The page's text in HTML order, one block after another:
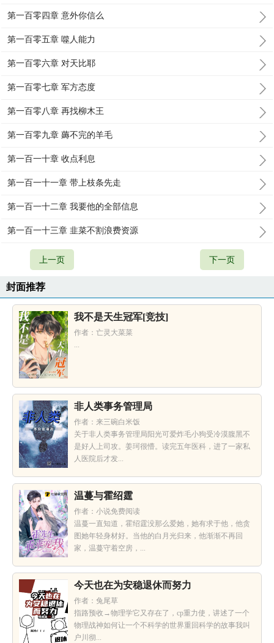
第一百零四章 意外你信么
第一百零五章 噬人能力
第一百零六章 对天比耶
第一百零七章 军方态度
第一百零八章 再找柳木王
第一百零九章 薅不完的羊毛
第一百一十章 收点利息
第一百一十一章 带上枝条先走
第一百一十二章 我要他的全部信息
第一百一十三章 韭菜不割浪费资源
上一页 下一页
封面推荐
我不是天生冠军[竞技]
作者：亡灵大菜菜
...
非人类事务管理局
作者：来三碗白米饭
关于非人类事务管理局阳光可爱炸毛小狗受冷漠腹黑不
是好人上司攻。姜珂很懵。读完五年医科，进了一家私
人医院后才发...
温蔓与霍绍霆
作者：小说免费阅读
温蔓一直知道，霍绍霆没那么爱她，她有求于他，他贪
图她年轻身材好。当他的白月光归来，他渐渐不再回
家，温蔓守着空房，...
今天也在为安稳退休而努力
作者：兔尾草
指路预收→物理学它又存在了，cp重力使，讲述了一个
物理战神如何让一个不科学的世界重回科学的故事我叫
户川彻...